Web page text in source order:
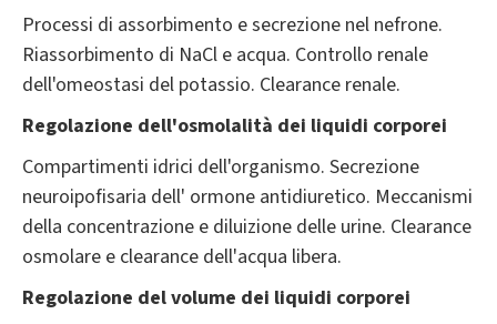
Processi di assorbimento e secrezione nel nefrone.
Riassorbimento di NaCl e acqua. Controllo renale
dell'omeostasi del potassio. Clearance renale.
Regolazione dell'osmolalità dei liquidi corporei
Compartimenti idrici dell'organismo. Secrezione
neuroipofisaria dell' ormone antidiuretico. Meccanismi
della concentrazione e diluizione delle urine. Clearance
osmolare e clearance dell'acqua libera.
Regolazione del volume dei liquidi corporei